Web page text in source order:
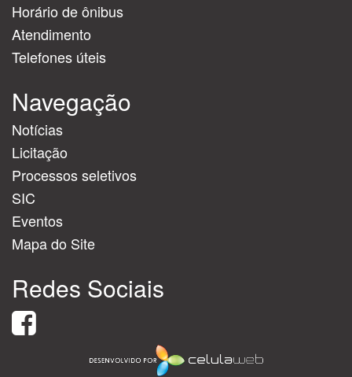
Horário de ônibus
Atendimento
Telefones úteis
Navegação
Notícias
Licitação
Processos seletivos
SIC
Eventos
Mapa do Site
Redes Sociais